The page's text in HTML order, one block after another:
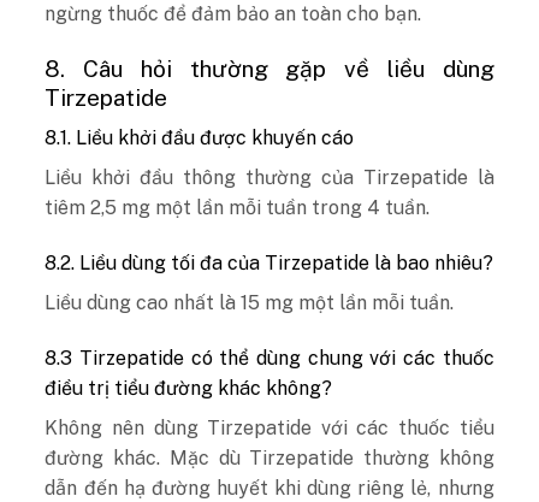
ngừng thuốc để đảm bảo an toàn cho bạn.
8. Câu hỏi thường gặp về liều dùng
Tirzepatide
8.1. Liều khởi đầu được khuyến cáo
Liều khởi đầu thông thường của Tirzepatide là
tiêm 2,5 mg một lần mỗi tuần trong 4 tuần.
8.2. Liều dùng tối đa của Tirzepatide là bao nhiêu?
Liều dùng cao nhất là 15 mg một lần mỗi tuần.
8.3 Tirzepatide có thể dùng chung với các thuốc
điều trị tiểu đường khác không?
Không nên dùng Tirzepatide với các thuốc tiểu
đường khác. Mặc dù Tirzepatide thường không
dẫn đến hạ đường huyết khi dùng riêng lẻ, nhưng